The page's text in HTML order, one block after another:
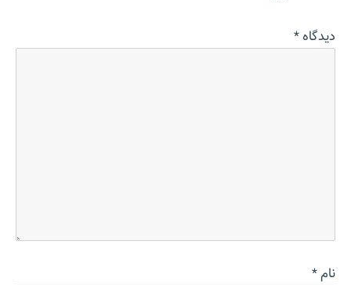
دیدگاه*
نام*